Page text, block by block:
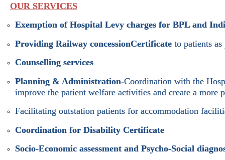
OUR SERVICES
Exemption of Hospital Levy charges for BPL and
Providing Railway concessionCertificate to patients
Counselling services
Planning & Administration-Coordination with the
improve the patient welfare activities and create a more
Facilitating outstation patients for accommodation
Coordination for Disability Certificate
Socio-Economic assessment and Psycho-Social